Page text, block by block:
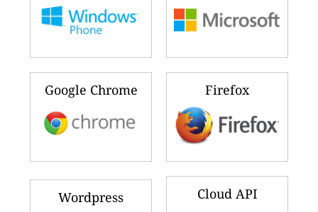
Google Chrome Firefox
Wordpress Cloud API